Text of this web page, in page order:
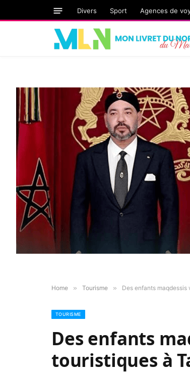
Divers Sport Agences de
Home » Tourisme » Des enfants
TOURISME
Des enfants
touristiques à